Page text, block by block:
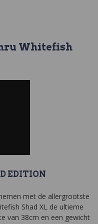
Whitefish
EDITION
met de allergrootste
Shad XL de ultieme
van 38cm en een gewicht